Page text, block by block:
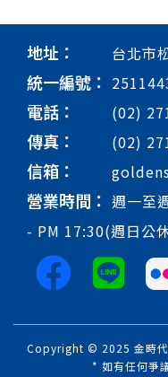
地址： 台北市
統一編號：
電話： (02)
傳真： (02)
信箱：
營業時間： 週一至
- PM 17:30(週日公
Copyright © 2025 金時代
* 如有任何爭